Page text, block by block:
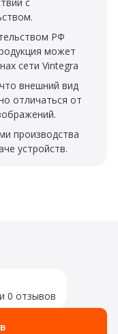
РФ
может
сети Vintegra
внешний вид
отличаться от
производства
устройств.
0 отзывов